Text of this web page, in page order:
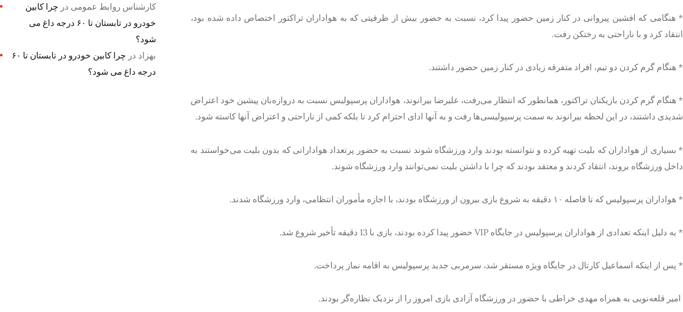
* هنگامی که افشین پیروانی در کنار زمین حضور پیدا کرد، نسبت به حضور بیش از ظرفیتی که به هواداران تراکتور اختصاص داده شده بود،
انتقاد کرد و با ناراحتی به رختکن رفت.
* هنگام گرم کردن دو تیم، افراد متفرقه زیادی در کنار زمین حضور داشتند.
* هنگام گرم کردن بازیکنان تراکتور، همانطور که انتظار می‌رفت، علیرضا بیرانوند، هواداران پرسپولیس نسبت به دروازه‌بان پیشین خود اعتراض
شدیدی داشتند، در این لحظه بیرانوند به سمت پرسپولیسی‌ها رفت و به آنها ادای احترام کرد تا بلکه کمی از ناراحتی و اعتراض آنها کاسته شود.
* بسیاری از هواداران که بلیت تهیه کرده و نتوانسته بودند وارد ورزشگاه شوند نسبت به حضور پرتعداد هوادارانی که بدون بلیت می‌خواستند به
داخل ورزشگاه بروند، انتقاد کردند و معتقد بودند که چرا با داشتن بلیت نمی‌توانند وارد ورزشگاه شوند.
* هواداران پرسپولیس که تا فاصله ۱۰ دقیقه به شروع بازی بیرون از ورزشگاه بودند، با اجازه مأموران انتظامی، وارد ورزشگاه شدند.
* به دلیل اینکه تعدادی از هواداران پرسپولیس در جایگاه VIP حضور پیدا کرده بودند، بازی با 13 دقیقه تأخیر شروع شد.
* پس از اینکه اسماعیل کارتال در جایگاه ویژه مستقر شد، سرمربی جدید پرسپولیس به اقامه نماز پرداخت.
امیر قلعه‌نویی به همراه مهدی خراطی با حضور در ورزشگاه آزادی بازی امروز را از نزدیک نظاره‌گر بودند.
کارشناس روابط عمومی در چرا کابین
خودرو در تابستان تا ۶۰ درجه داغ می
شود؟
بهزاد در
چرا کابین خودرو در تابستان تا ۶۰
درجه داغ می شود؟